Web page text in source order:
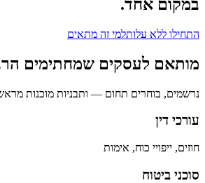
במקום אחד.
התחילו ללא עלותלמי זה מתאים
מותאם לעסקים שמחתימים
נרשמים, בוחרים תחום — ותבניות מוכנות
עורכי דין
חוזים, ייפויי כוח, אימות
סוכני ביטוח